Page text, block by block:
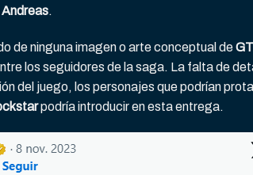
.
de ninguna imagen o arte conceptual de
los seguidores de la saga. La falta de
del juego, los personajes que podrían
podría introducir en esta entrega.